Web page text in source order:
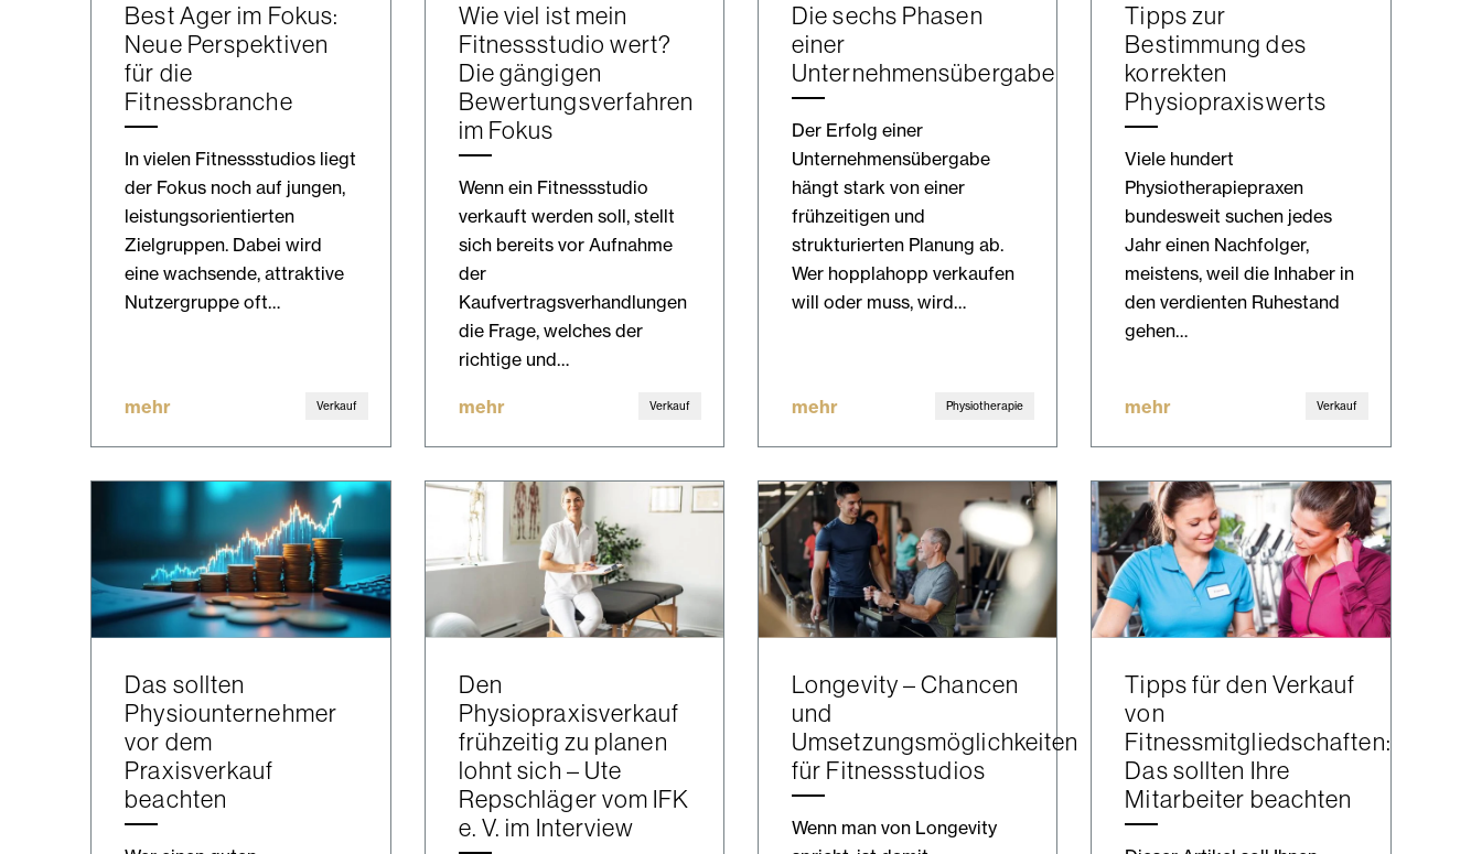
Best Ager im Fokus:
Neue Perspektiven
für die
Fitnessbranche
In vielen Fitnessstudios liegt
der Fokus noch auf jungen,
leistungsorientierten
Zielgruppen. Dabei wird
eine wachsende, attraktive
Nutzergruppe oft…
mehr Verkauf
Wie viel ist mein
Fitnessstudio wert?
Die gängigen
Bewertungsverfahren
im Fokus
Wenn ein Fitnessstudio
verkauft werden soll, stellt
sich bereits vor Aufnahme
der
Kaufvertragsverhandlungen
die Frage, welches der
richtige und…
mehr Verkauf
Die sechs Phasen
einer
Unternehmensübergabe
Der Erfolg einer
Unternehmensübergabe
hängt stark von einer
frühzeitigen und
strukturierten Planung ab.
Wer hopplahopp verkaufen
will oder muss, wird…
mehr Physiotherapie
Tipps zur
Bestimmung des
korrekten
Physiopraxiswerts
Viele hundert
Physiotherapiepraxen
bundesweit suchen jedes
Jahr einen Nachfolger,
meistens, weil die Inhaber in
den verdienten Ruhestand
gehen…
mehr Verkauf
Das sollten
Physiounternehmer
vor dem
Praxisverkauf
beachten
Den
Physiopraxisverkauf
frühzeitig zu planen
lohnt sich – Ute
Repschläger vom IFK
e. V. im Interview
Longevity – Chancen
und
Umsetzungsmöglichkeiten
für Fitnessstudios
Wenn man von Longevity
Tipps für den Verkauf
von
Fitnessmitgliedschaften:
Das sollten Ihre
Mitarbeiter beachten